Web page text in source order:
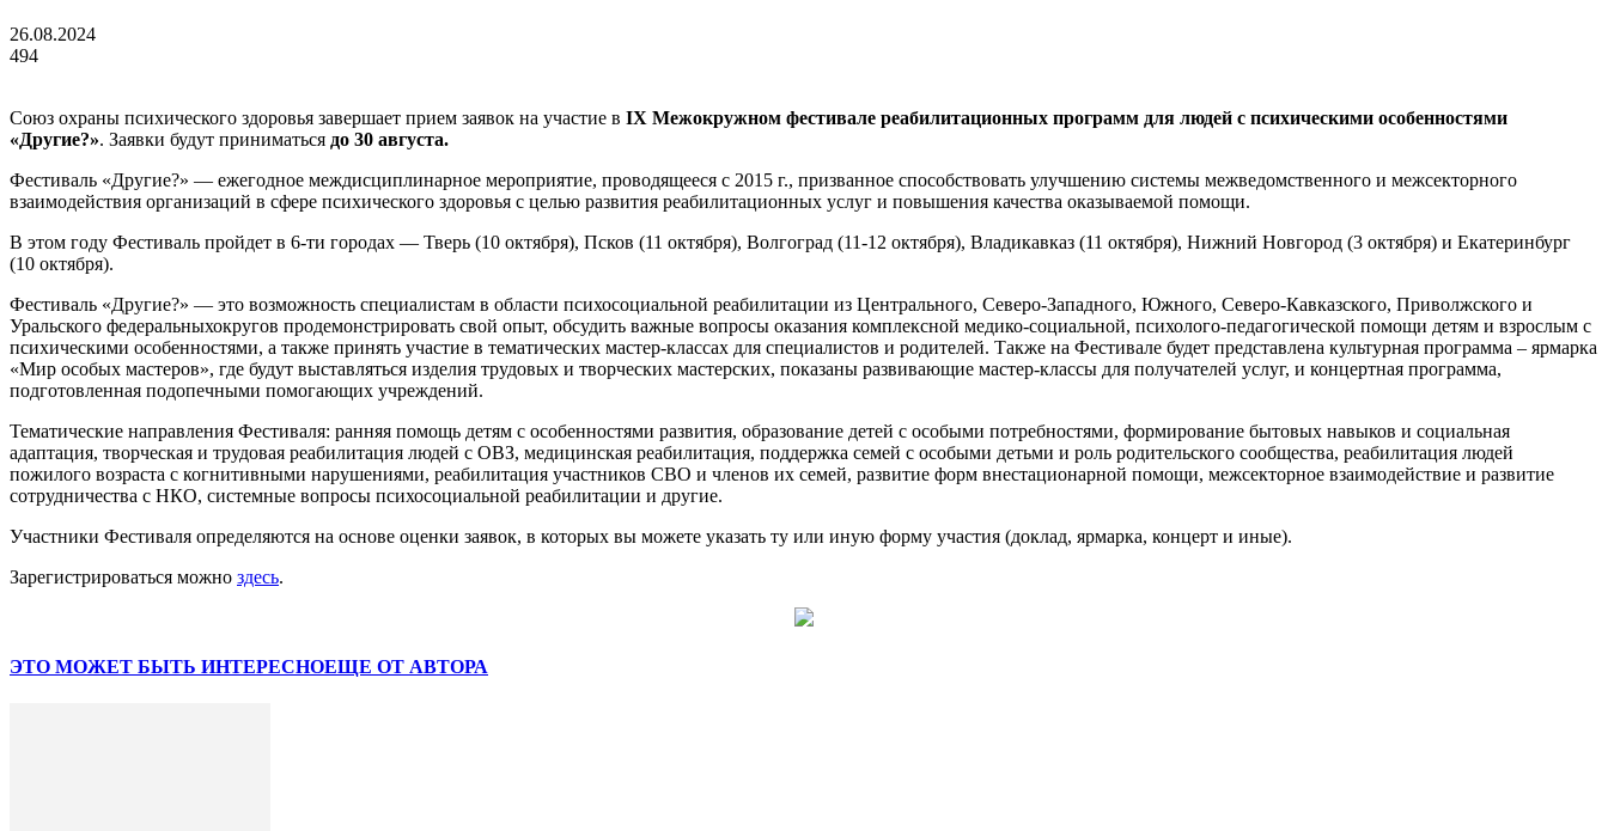
26.08.2024
494
Союз охраны психического здоровья завершает прием заявок на участие в IX Межокружном фестивале реабилитационных программ для людей с психическими особенностями
«Другие?». Заявки будут приниматься до 30 августа.
Фестиваль «Другие?» — ежегодное междисциплинарное мероприятие, проводящееся с 2015 г., призванное способствовать улучшению системы межведомственного и межсекторного
взаимодействия организаций в сфере психического здоровья с целью развития реабилитационных услуг и повышения качества оказываемой помощи.
В этом году Фестиваль пройдет в 6-ти городах — Тверь (10 октября), Псков (11 октября), Волгоград (11-12 октября), Владикавказ (11 октября), Нижний Новгород (3 октября) и Екатеринбург
(10 октября).
Фестиваль «Другие?» — это возможность специалистам в области психосоциальной реабилитации из Центрального, Северо-Западного, Южного, Северо-Кавказского, Приволжского и
Уральского федеральныхокругов продемонстрировать свой опыт, обсудить важные вопросы оказания комплексной медико-социальной, психолого-педагогической помощи детям и взрослым с
психическими особенностями, а также принять участие в тематических мастер-классах для специалистов и родителей. Также на Фестивале будет представлена культурная программа – ярмарка
«Мир особых мастеров», где будут выставляться изделия трудовых и творческих мастерских, показаны развивающие мастер-классы для получателей услуг, и концертная программа,
подготовленная подопечными помогающих учреждений.
Тематические направления Фестиваля: ранняя помощь детям с особенностями развития, образование детей с особыми потребностями, формирование бытовых навыков и социальная
адаптация, творческая и трудовая реабилитация людей с ОВЗ, медицинская реабилитация, поддержка семей с особыми детьми и роль родительского сообщества, реабилитация людей
пожилого возраста с когнитивными нарушениями, реабилитация участников СВО и членов их семей, развитие форм внестационарной помощи, межсекторное взаимодействие и развитие
сотрудничества с НКО, системные вопросы психосоциальной реабилитации и другие.
Участники Фестиваля определяются на основе оценки заявок, в которых вы можете указать ту или иную форму участия (доклад, ярмарка, концерт и иные).
Зарегистрироваться можно здесь.
ЭТО МОЖЕТ БЫТЬ ИНТЕРЕСНОЕЩЕ ОТ АВТОРА